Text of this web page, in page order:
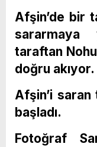
Afşin’de bir
taraftan
doğru akıyor.
Afşin’i
başladı.
Fotoğraf